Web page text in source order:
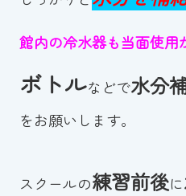
館内の冷水器も当面使用
ボトルなどで水分
をお願いします。
スクールの練習前後に